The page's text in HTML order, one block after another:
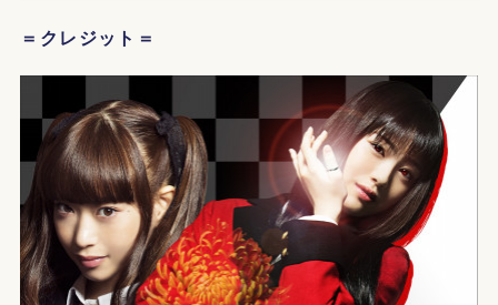
＝クレジット＝